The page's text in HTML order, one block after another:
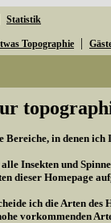
Statistik
Topographie |
in denen ich
Insekten und
dieser Homepage
ich die Arten des
vorkommenden